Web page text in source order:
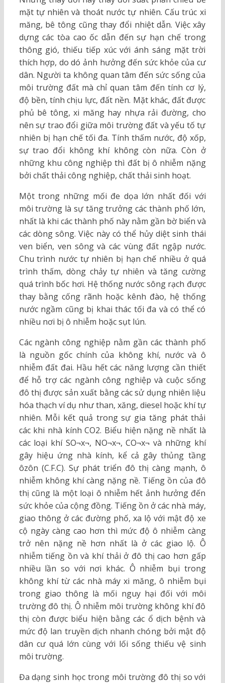
mặt tự nhiên và thoát nước tự nhiên. Cấu trúc xi
măng, bê tông cũng thay đổi nhiệt dẫn. Việc xây
dựng các tòa cao ốc dẫn đến sự hạn chế trong
thông gió, thiếu tiếp xúc với ánh sáng mặt trời
thích hợp, do dó ảnh hưởng đến sức khỏe của cư
dân. Người ta không quan tâm đến sức sống của
môi trường đất mà chỉ quan tâm đến tính cơ lý,
độ bền, tính chịu lực, đất nền. Mặt khác, đất được
phủ bê tông, xi măng hay nhựa rải đường, cho
nên sự trao đổi giữa môi trường đất và yếu tố tự
nhiên bị hạn chế tối đa. Tính thấm nước, độ xốp,
sự trao đổi không khí không còn nữa. Còn ở
những khu công nghiệp thì đất bị ô nhiễm nặng
bởi chất thải công nghiệp, chất thải sinh hoạt.
Một trong những mối đe dọa lớn nhất đối với
môi trường là sự tăng trưởng các thành phố lớn,
nhất là khi các thành phố này nằm gần bờ biển và
các dòng sông. Việc này có thể hủy diệt sinh thái
ven biển, ven sông và các vùng đất ngập nước.
Chu trình nước tự nhiên bị hạn chế nhiều ở quá
trình thấm, dòng chảy tự nhiên và tăng cường
quá trình bốc hơi. Hệ thống nước sông rạch được
thay bằng cống rãnh hoặc kênh đào, hệ thống
nước ngầm cũng bị khai thác tối đa và có thể có
nhiều nơi bị ô nhiễm hoặc sụt lún.
Các ngành công nghiệp nằm gần các thành phố
là nguồn gốc chính của không khí, nước và ô
nhiễm đất đai. Hầu hết các năng lượng cần thiết
để hỗ trợ các ngành công nghiệp và cuộc sống
đô thị được sản xuất bằng các sử dụng nhiên liệu
hóa thạch ví dụ như than, xăng, diesel hoặc khí tự
nhiên. Mỗi kết quả trong sự gia tăng phát thải
các khi nhà kính CO2. Biểu hiện nặng nề nhất là
các loại khí SO¬x¬, NO¬x¬, CO¬x¬ và những khí
gây hiệu ứng nhà kính, kể cả gây thủng tầng
ôzôn (C.F.C). Sự phát triển đô thị càng mạnh, ô
nhiễm không khí càng nặng nề. Tiếng ồn của đô
thị cũng là một loại ô nhiễm hết ảnh hưởng đến
sức khỏe của cộng đồng. Tiếng ồn ở các nhà máy,
giao thông ở các đường phố, xa lộ với mật độ xe
cộ ngày càng cao hơn thì mức độ ô nhiễm càng
trở nên nặng nề hơn nhất là ở các giao lộ. Ô
nhiễm tiếng ồn và khí thải ở đô thị cao hơn gấp
nhiều lần so với nơi khác. Ô nhiễm bụi trong
không khí từ các nhà máy xi măng, ô nhiễm bụi
trong giao thông là mối nguy hại đối với môi
trường đô thị. Ô nhiễm môi trường không khí đô
thị còn được biểu hiện bằng các ổ dịch bệnh và
mức độ lan truyền dịch nhanh chóng bởi mật độ
dân cư quá lớn cùng với lối sống thiếu vệ sinh
môi trường.
Đa dạng sinh học trong môi trường đô thị so với